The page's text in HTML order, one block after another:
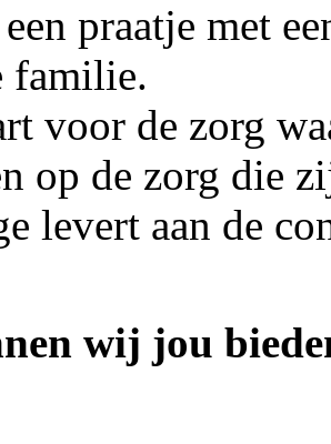
praatje met
familie.
voor de zorg
op de zorg die
levert aan de
wij jou